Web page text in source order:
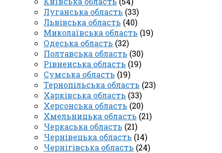
Луганська область (33)
Львівська область (40)
Миколаївська область (19)
Одеська область (32)
Полтавська область (30)
Рівненська область (19)
Сумська область (19)
Тернопільська область (23)
Харківська область (33)
Херсонська область (20)
Хмельницька область (21)
Черкаська область (21)
Чернівецька область (14)
Чернігівська область (24)